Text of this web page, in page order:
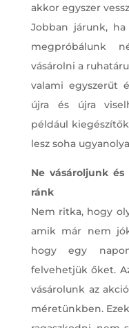
akkor egyszer
Jobban járunk,
megpróbálunk
vásárolni a
valami egyszerűt
újra és újra
például
lesz soha
Ne vásároljunk
ránk
Nem ritka, hogy
amik már nem
hogy egy
felvehetjük őket.
vásárolunk az
méretünkben.